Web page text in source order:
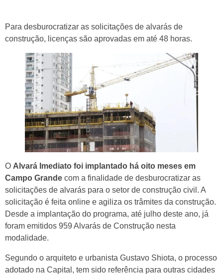
Para desburocratizar as solicitações de alvarás de
construção, licenças são aprovadas em até 48 horas.
O Alvará Imediato foi implantado há oito meses em
Campo Grande com a finalidade de desburocratizar as
solicitações de alvarás para o setor de construção civil. A
solicitação é feita online e agiliza os trâmites da construção.
Desde a implantação do programa, até julho deste ano, já
foram emitidos 959 Alvarás de Construção nesta
modalidade.
Segundo o arquiteto e urbanista Gustavo Shiota, o processo
adotado na Capital, tem sido referência para outras cidades